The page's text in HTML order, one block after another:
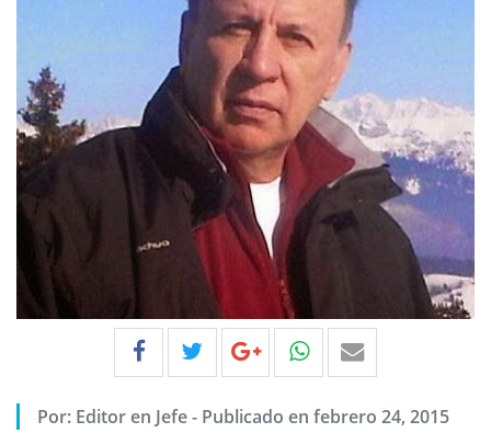
Por: Editor en Jefe- Publicado en febrero 24, 2015